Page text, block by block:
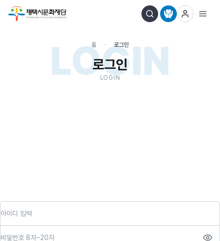
LOGIN
홈 로그인
로그인
LOGIN